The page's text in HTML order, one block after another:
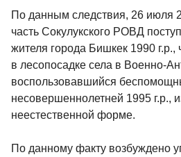
По данным следствия, 26 июля
часть Сокулукского РОВД
жителя города Бишкек 1990 г.р.,
в лесопосадке села в Военно-
воспользовавшийся
несовершеннолетней 1995 г.р.,
неестественной форме.
По данному факту возбуждено